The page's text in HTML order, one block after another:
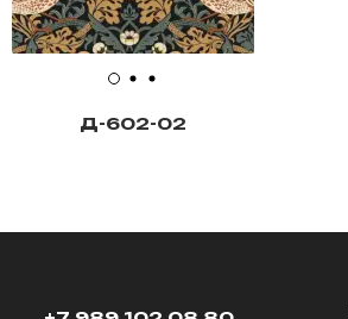
Д-602-02